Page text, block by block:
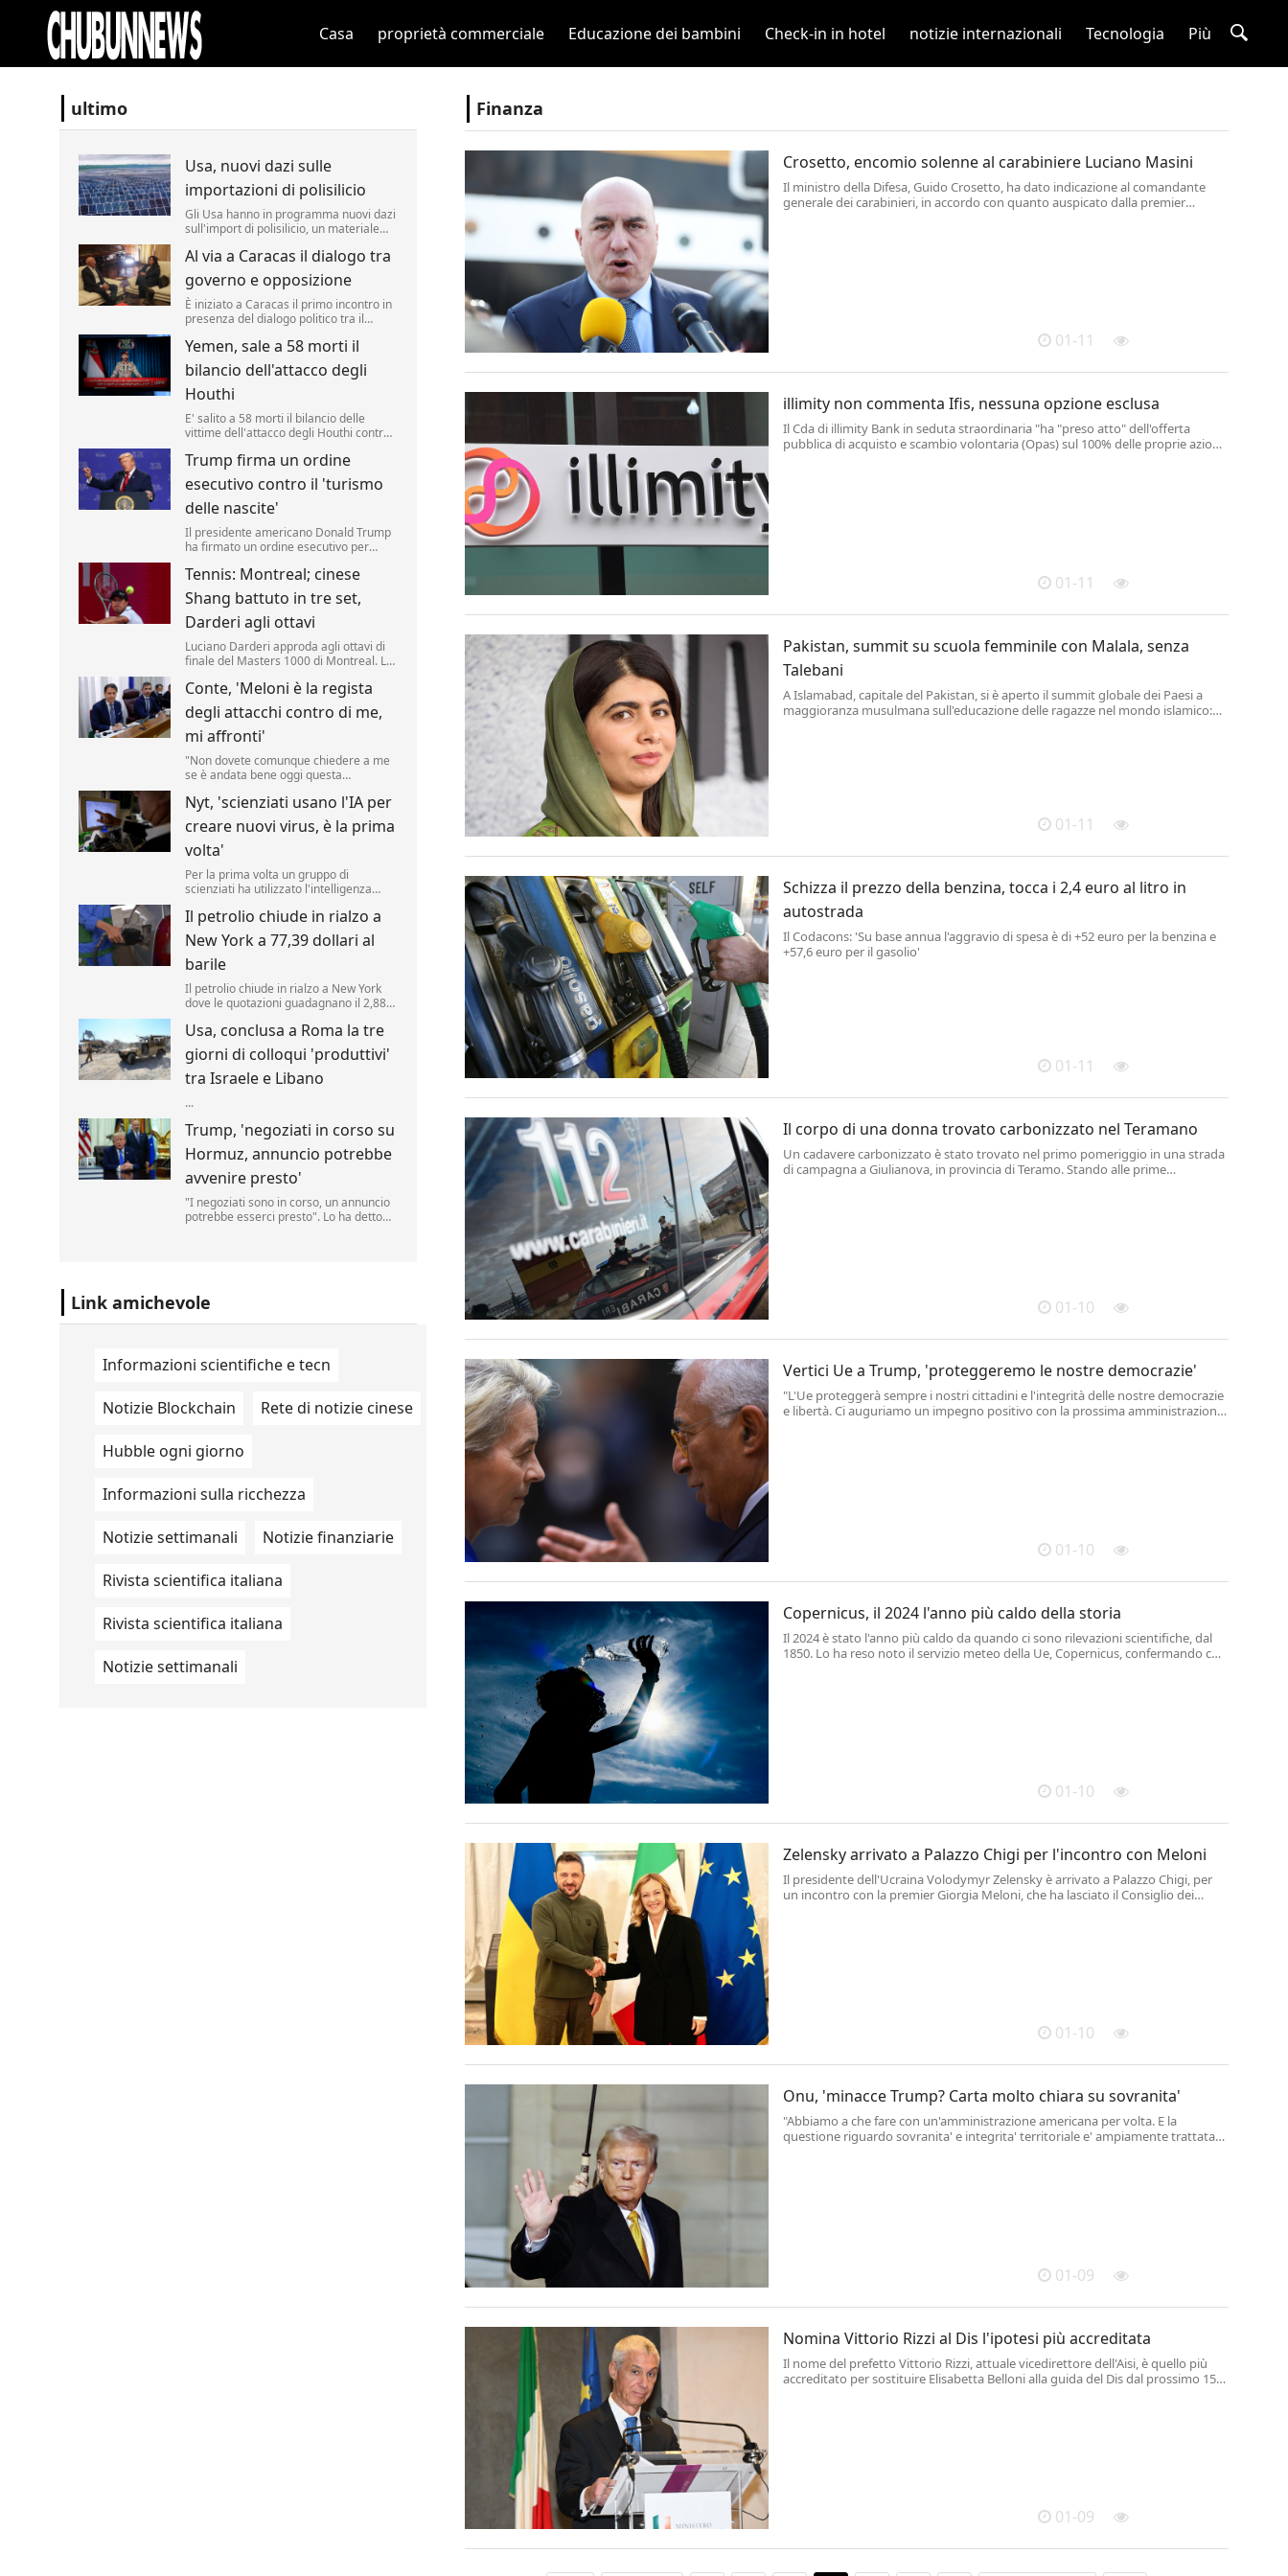
Casa proprietà commerciale Educazione dei bambini Check-in in hotel notizie internazionali Tecnologia Più
ultimo
Usa, nuovi dazi sulle
importazioni di polisilicio
Gli Usa hanno in programma nuovi dazi
sull'import di polisilicio, un materiale
semiconduttori. Lo ha annunciato il
segretario al Commercio Howard
Lutnick, definendo il materiale un
"prodotto fondamentale" per i chip.
Al via a Caracas il dialogo tra
governo e opposizione
È iniziato a Caracas il primo incontro in
presenza del dialogo politico tra il
delegazione dell'opposizione, un
processo sostenuto dagli Stati Uniti con
l'obiettivo dichiarato di favorire una
transizione verso nuove elezioni nel P...
Yemen, sale a 58 morti il
bilancio dell'attacco degli
Houthi
E' salito a 58 morti il bilancio delle
vittime dell'attacco degli Houthi contro i
yemenite. Lo riporta una fonte militare.
Trump firma un ordine
esecutivo contro il 'turismo
delle nascite'
Il presidente americano Donald Trump
ha firmato un ordine esecutivo per
negli Stati Uniti nell'ambito del
cosiddetto 'turismo delle nascite'. Lo ha
annunciato il tycoon, incontrando i
media nello Studio Ovale. .
Tennis: Montreal; cinese
Shang battuto in tre set,
Darderi agli ottavi
Luciano Darderi approda agli ottavi di
finale del Masters 1000 di Montreal. La
superato in rimonta il cinese Shang
Juncheng, n.
Conte, 'Meloni è la regista
degli attacchi contro di me,
mi affronti'
"Non dovete comunque chiedere a me
se è andata bene oggi questa
Meloni se è soddisfatta, perché lei è la
regista di tutto questo.
Nyt, 'scienziati usano l'IA per
creare nuovi virus, è la prima
volta'
Per la prima volta un gruppo di
scienziati ha utilizzato l'intelligenza
alimentando speranze di progressi in
campo medico ma sollevando al
contempo la preoccupante possibilità
che, un giorno, tale tecnologia poss...
Il petrolio chiude in rialzo a
New York a 77,39 dollari al
barile
Il petrolio chiude in rialzo a New York
dove le quotazioni guadagnano il 2,88%
Usa, conclusa a Roma la tre
giorni di colloqui 'produttivi'
tra Israele e Libano
...
Trump, 'negoziati in corso su
Hormuz, annuncio potrebbe
avvenire presto'
"I negoziati sono in corso, un annuncio
potrebbe esserci presto". Lo ha detto
Link amichevole
Informazioni scientifiche e tecn
Notizie Blockchain Rete di notizie cinese
Hubble ogni giorno
Informazioni sulla ricchezza
Notizie settimanali Notizie finanziarie
Rivista scientifica italiana
Rivista scientifica italiana
Notizie settimanali
Finanza
Crosetto, encomio solenne al carabiniere Luciano Masini
Il ministro della Difesa, Guido Crosetto, ha dato indicazione al comandante
generale dei carabinieri, in accordo con quanto auspicato dalla premier
01-11
illimity non commenta Ifis, nessuna opzione esclusa
Il Cda di illimity Bank in seduta straordinaria "ha "preso atto" dell'offerta
pubblica di acquisto e scambio volontaria (Opas) sul 100% delle proprie azioni
01-11
Pakistan, summit su scuola femminile con Malala, senza
Talebani
A Islamabad, capitale del Pakistan, si è aperto il summit globale dei Paesi a
maggioranza musulmana sull'educazione delle ragazze nel mondo islamico:
01-11
Schizza il prezzo della benzina, tocca i 2,4 euro al litro in
autostrada
Il Codacons: 'Su base annua l'aggravio di spesa è di +52 euro per la benzina e
+57,6 euro per il gasolio'
01-11
Il corpo di una donna trovato carbonizzato nel Teramano
Un cadavere carbonizzato è stato trovato nel primo pomeriggio in una strada
di campagna a Giulianova, in provincia di Teramo. Stando alle prime
01-10
Vertici Ue a Trump, 'proteggeremo le nostre democrazie'
"L'Ue proteggerà sempre i nostri cittadini e l'integrità delle nostre democrazie
e libertà. Ci auguriamo un impegno positivo con la prossima amministrazione
01-10
Copernicus, il 2024 l'anno più caldo della storia
Il 2024 è stato l'anno più caldo da quando ci sono rilevazioni scientifiche, dal
1850. Lo ha reso noto il servizio meteo della Ue, Copernicus, confermando con
01-10
Zelensky arrivato a Palazzo Chigi per l'incontro con Meloni
Il presidente dell'Ucraina Volodymyr Zelensky è arrivato a Palazzo Chigi, per
un incontro con la premier Giorgia Meloni, che ha lasciato il Consiglio dei
01-10
Onu, 'minacce Trump? Carta molto chiara su sovranita'
"Abbiamo a che fare con un'amministrazione americana per volta. E la
questione riguardo sovranita' e integrita' territoriale e' ampiamente trattata
01-09
Nomina Vittorio Rizzi al Dis l'ipotesi più accreditata
Il nome del prefetto Vittorio Rizzi, attuale vicedirettore dell'Aisi, è quello più
accreditato per sostituire Elisabetta Belloni alla guida del Dis dal prossimo 15
01-09